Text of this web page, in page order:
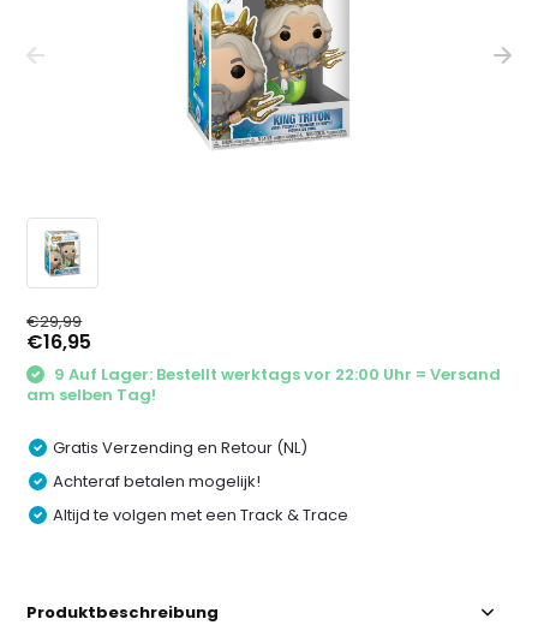
€29,99
€16,95
9 Auf Lager: Bestellt werktags vor 22:00 Uhr = Versand
am selben Tag!
Gratis Verzending en Retour (NL)
Achteraf betalen mogelijk!
Altijd te volgen met een Track & Trace
Produktbeschreibung